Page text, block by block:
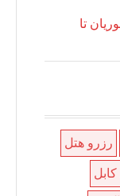
تیموریان تا
رزرو هتل